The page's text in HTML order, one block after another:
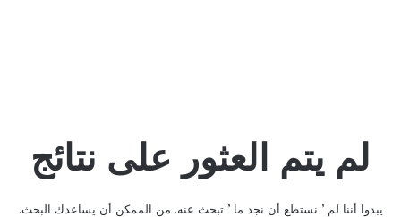
لم يتم العثور على نتائج
يبدوا أننا لم ’ نستطع أن نجد ما ’ تبحث عنه. من الممكن أن يساعدك البحث.